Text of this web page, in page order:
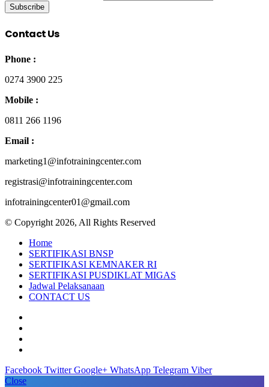
Contact Us
Phone :
0274 3900 225
Mobile :
0811 266 1196
Email :
marketing1@infotrainingcenter.com
registrasi@infotrainingcenter.com
infotrainingcenter01@gmail.com
© Copyright 2026, All Rights Reserved
Home
SERTIFIKASI BNSP
SERTIFIKASI KEMNAKER RI
SERTIFIKASI PUSDIKLAT MIGAS
Jadwal Pelaksanaan
CONTACT US
Facebook Twitter Google+ WhatsApp Telegram Viber
Close